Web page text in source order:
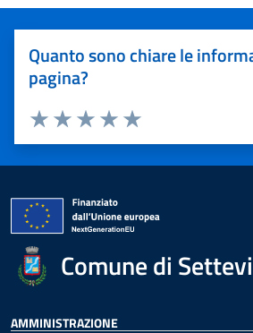
Quanto sono chiare le
pagina?
Valuta 5 stelle su 5
Valuta 4 stelle su 5
Valuta 3 stelle su 5
Valuta 2 stelle su 5
Valuta 1 stelle su 5
Comune di
AMMINISTRAZIONE